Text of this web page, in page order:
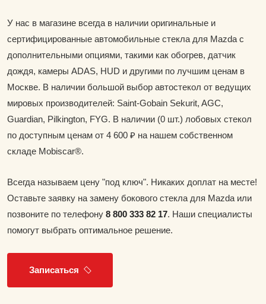
У нас в магазине всегда в наличии оригинальные и
сертифицированные автомобильные стекла для Mazda с
дополнительными опциями, такими как обогрев, датчик
дождя, камеры ADAS, HUD и другими по лучшим ценам в
Москве. В наличии большой выбор автостекол от ведущих
мировых производителей: Saint-Gobain Sekurit, AGC,
Guardian, Pilkington, FYG. В наличии (0 шт.) лобовых стекол
по доступным ценам от 4 600 ₽ на нашем собственном
складе Mobiscar®.
Всегда называем цену "под ключ". Никаких доплат на месте!
Оставьте заявку на замену бокового стекла для Mazda или
позвоните по телефону 8 800 333 82 17. Наши специалисты
помогут выбрать оптимальное решение.
Записаться